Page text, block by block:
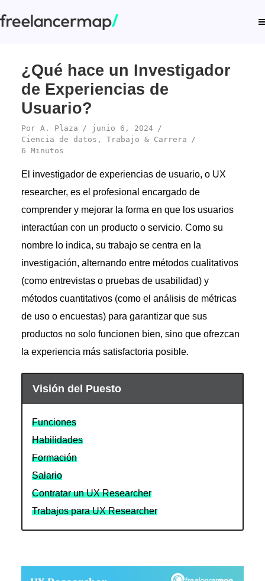
¿Qué hace un Investigador
de Experiencias de
Usuario?
Por A. Plaza
junio 6, 2024
Ciencia de datos , Trabajo & Carrera
6 Minutos
El investigador de experiencias de usuario, o UX
researcher, es el profesional encargado de
comprender y mejorar la forma en que los usuarios
interactúan con un producto o servicio. Como su
nombre lo indica, su trabajo se centra en la
investigación, alternando entre métodos cualitativos
(como entrevistas o pruebas de usabilidad) y
métodos cuantitativos (como el análisis de métricas
de uso o encuestas) para garantizar que sus
productos no solo funcionen bien, sino que ofrezcan
la experiencia más satisfactoria posible.
Visión del Puesto
Funciones
Habilidades
Formación
Salario
Contratar un UX Researcher
Trabajos para UX Researcher